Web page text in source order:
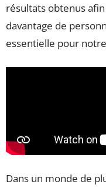
résultats obtenus
davantage de
essentielle pour
Dans un monde de